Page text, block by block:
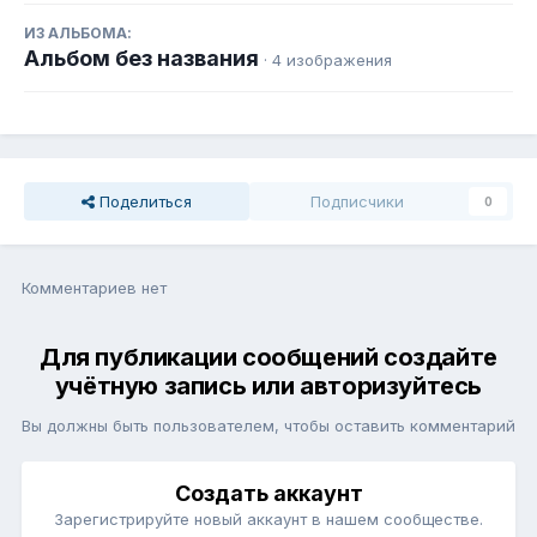
ИЗ АЛЬБОМА:
Альбом без названия · 4 изображения
Поделиться Подписчики 0
Комментариев нет
Для публикации сообщений создайте
учётную запись или авторизуйтесь
Вы должны быть пользователем, чтобы оставить комментарий
Создать аккаунт
Зарегистрируйте новый аккаунт в нашем сообществе.